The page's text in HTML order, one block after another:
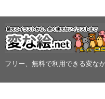
フリー、無料で利用できる変な